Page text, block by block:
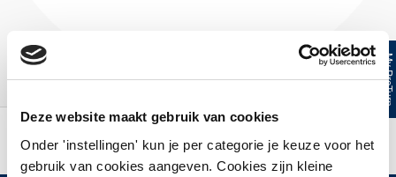
Deze website maakt gebruik van cookies
Onder 'instellingen' kun je per categorie je keuze voor het
gebruik van cookies aangeven. Cookies zijn kleine
My ProTurn